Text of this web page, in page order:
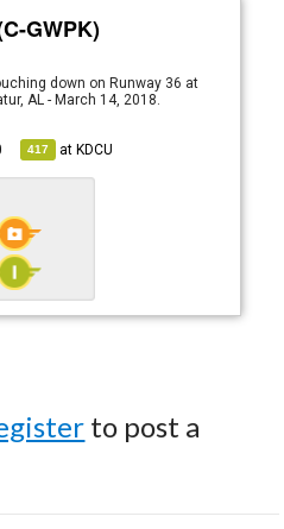
GWPK)
down on Runway 36 at
AL - March 14, 2018.
417 atKDCU
to post a